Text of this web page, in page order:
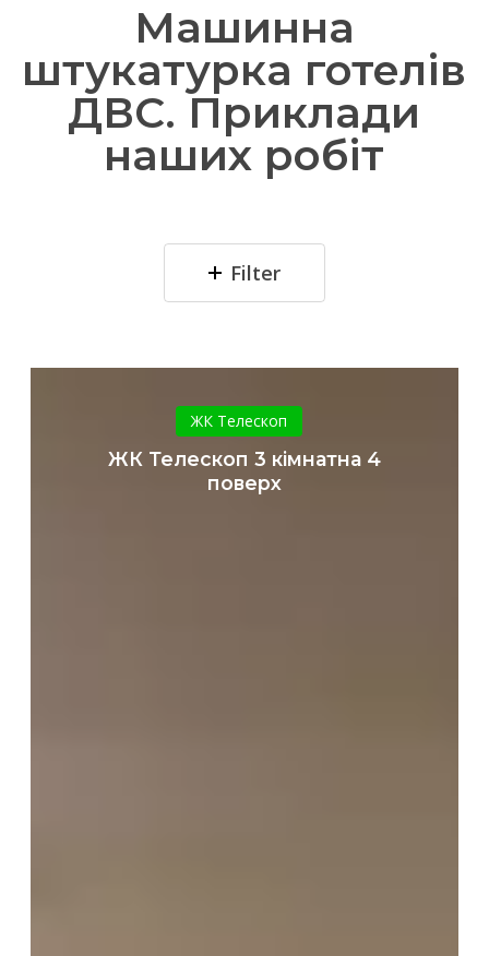
Машинна
штукатурка готелів
ДВС. Приклади
наших робіт
Filter
Телескоп
3
кімнатна
4
ЖК Телескоп
ЖК Телескоп 3 кімнатна 4
поверх